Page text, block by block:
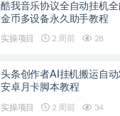
酷我音乐协议全自动挂机
金币多设备永久助手教程
实操项目 2 周前 28
头条创作者AI挂机搬运自
安卓月卡脚本教程
实操项目 2 周前 34